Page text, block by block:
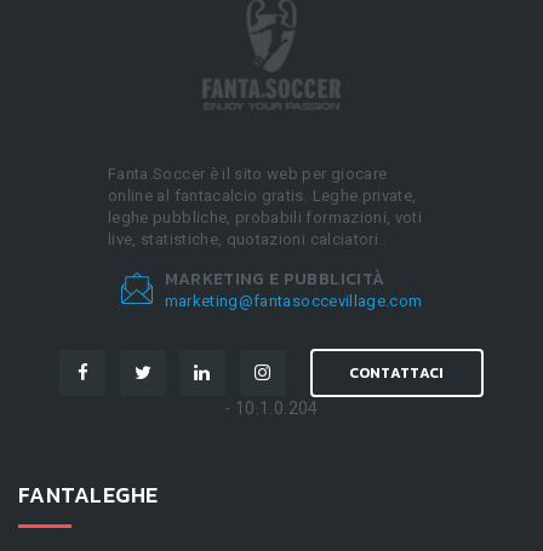
Fanta.Soccer è il sito web per giocare
online al fantacalcio gratis. Leghe private,
leghe pubbliche, probabili formazioni, voti
live, statistiche, quotazioni calciatori.
MARKETING E PUBBLICITÀ
marketing@fantasoccevillage.com
CONTATTACI
- 10.1.0.204
FANTALEGHE